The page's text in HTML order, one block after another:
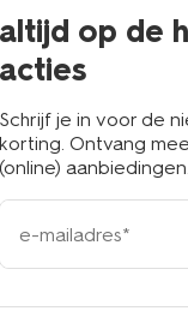
op de
je in voor de
Ontvang